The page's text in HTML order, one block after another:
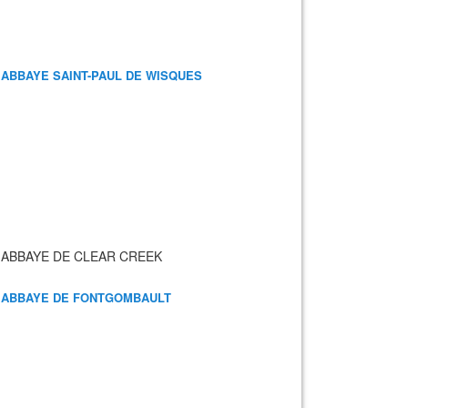
ABBAYE SAINT-PAUL DE WISQUES
ABBAYE DE CLEAR CREEK
ABBAYE DE FONTGOMBAULT